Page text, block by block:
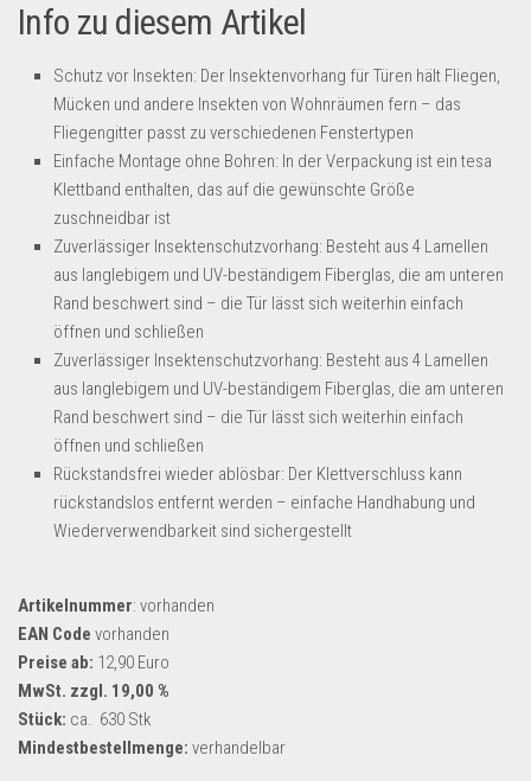
Schuhe & Accessoires
Sport & Freizeit
Uhren & Schmuck
Wohnen & Einrichten
Restposten-Angebote
Restposten für Privatpersonen
eBay Restposten kaufen
Sonderposten-Angebote
Saison & Eventprodkte
Dropshipping-Produkte
B2B Produkte
Grosshandel
Amazon
Kostenlos verkaufen
Anmelden
Kostenlos Registrieren
Info zu diesem Artikel
Schutz vor Insekten: Der Insektenvorhang für Türen hält Fliegen,
Mücken und andere Insekten von Wohnräumen fern – das
Fliegengitter passt zu verschiedenen Fenstertypen
Einfache Montage ohne Bohren: In der Verpackung ist ein tesa
Klettband enthalten, das auf die gewünschte Größe
zuschneidbar ist
Zuverlässiger Insektenschutzvorhang: Besteht aus 4 Lamellen
aus langlebigem und UV-beständigem Fiberglas, die am unteren
Rand beschwert sind – die Tür lässt sich weiterhin einfach
öffnen und schließen
Zuverlässiger Insektenschutzvorhang: Besteht aus 4 Lamellen
aus langlebigem und UV-beständigem Fiberglas, die am unteren
Rand beschwert sind – die Tür lässt sich weiterhin einfach
öffnen und schließen
Rückstandsfrei wieder ablösbar: Der Klettverschluss kann
rückstandslos entfernt werden – einfache Handhabung und
Wiederverwendbarkeit sind sichergestellt
Artikelnummer: vorhanden
EAN Code vorhanden
Preise ab: 12,90 Euro
MwSt. zzgl. 19,00 %
Stück: ca. 630 Stk
Mindestbestellmenge: verhandelbar